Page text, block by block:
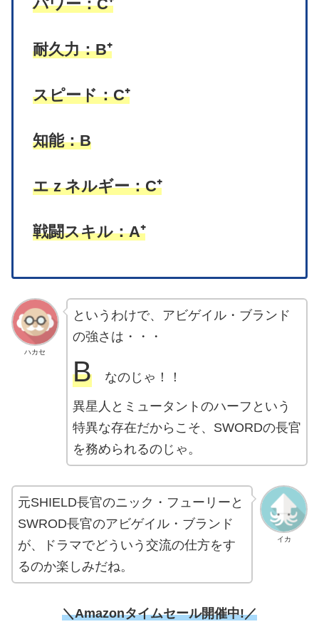
パワー：C⁺
耐久力：B⁺
スピード：C⁺
知能：B
エｚネルギー：C⁺
戦闘スキル：A⁺
ハカセ
というわけで、アビゲイル・ブランド
の強さは・・・
Bなのじゃ！！
異星人とミュータントのハーフという
特異な存在だからこそ、SWORDの長官
を務められるのじゃ。
イカ
元SHIELD長官のニック・フューリーと
SWROD長官のアビゲイル・ブランド
が、ドラマでどういう交流の仕方をす
るのか楽しみだね。
＼Amazonタイムセール開催中!／